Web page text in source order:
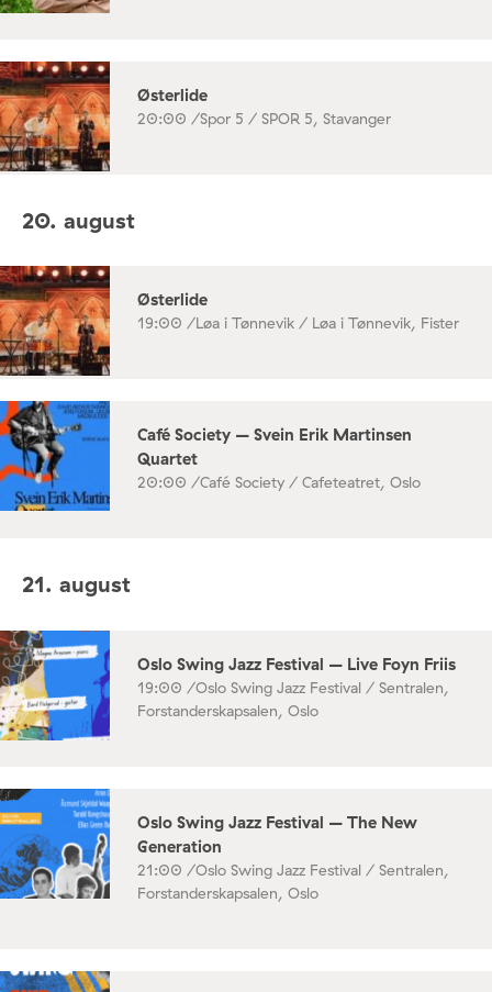
Østerlide
20:00 /Spor 5 / SPOR 5, Stavanger
20. august
Østerlide
19:00 /Løa i Tønnevik / Løa i Tønnevik, Fister
Café Society – Svein Erik Martinsen
Quartet
20:00 /Café Society / Cafeteatret, Oslo
21. august
Oslo Swing Jazz Festival – Live Foyn Friis
19:00 /Oslo Swing Jazz Festival / Sentralen,
Forstanderskapsalen, Oslo
Oslo Swing Jazz Festival – The New
Generation
21:00 /Oslo Swing Jazz Festival / Sentralen,
Forstanderskapsalen, Oslo